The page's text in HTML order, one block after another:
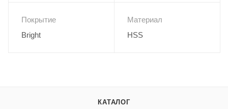
Покрытие
Bright
Материал
HSS
КАТАЛОГ